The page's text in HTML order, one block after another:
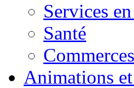
Services
Santé
Animations